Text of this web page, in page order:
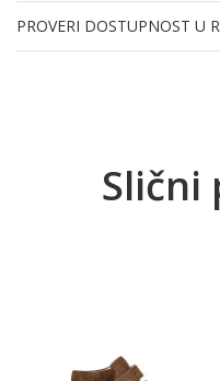
PROVERI DOSTUPNOST U
Slični